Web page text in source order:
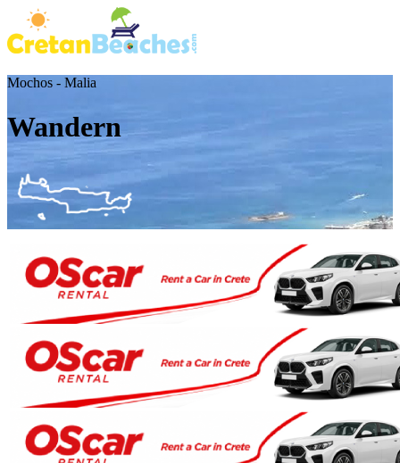
Mochos - Malia
Wandern